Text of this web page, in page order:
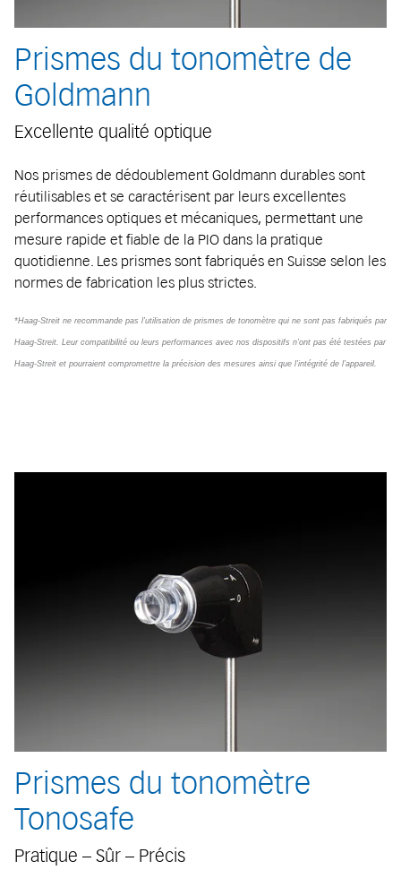
Prismes du tonomètre de
Goldmann
Excellente qualité optique
Nos prismes de dédoublement Goldmann durables sont
réutilisables et se caractérisent par leurs excellentes
performances optiques et mécaniques, permettant une
mesure rapide et fiable de la PIO dans la pratique
quotidienne. Les prismes sont fabriqués en Suisse selon les
normes de fabrication les plus strictes.
*Haag-Streit ne recommande pas l’utilisation de prismes de tonomètre qui ne sont pas fabriqués par
Haag-Streit. Leur compatibilité ou leurs performances avec nos dispositifs n’ont pas été testées par
Haag-Streit et pourraient compromettre la précision des mesures ainsi que l’intégrité de l’appareil.
Prismes du tonomètre
Tonosafe
Pratique – Sûr – Précis